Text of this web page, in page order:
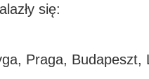
się:
Praga,